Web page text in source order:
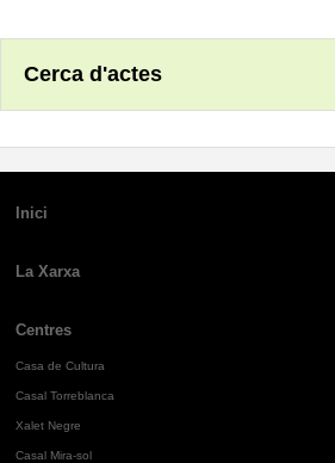
Cerca d'actes
Inici
La Xarxa
Centres
Casa de Cultura
Casal Torreblanca
Xalet Negre
Casal Mira-sol